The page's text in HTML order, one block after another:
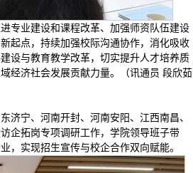
专业建设和课程改革、加强师资队伍建设
起点，持续加强校际沟通协作，消化吸收
设与教育教学改革，切实提升人才培养质
经济社会发展贡献力量。（讯通员 段欣茹
济宁、河南开封、河南安阳、江西南昌、
企拓岗专项调研工作，学院领导班子带
，实现招生宣传与校企合作双向赋能。